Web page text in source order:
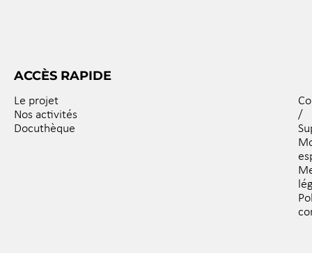
ACCÈS RAPIDE
Le projet
Nos activités
Docuthèque
/